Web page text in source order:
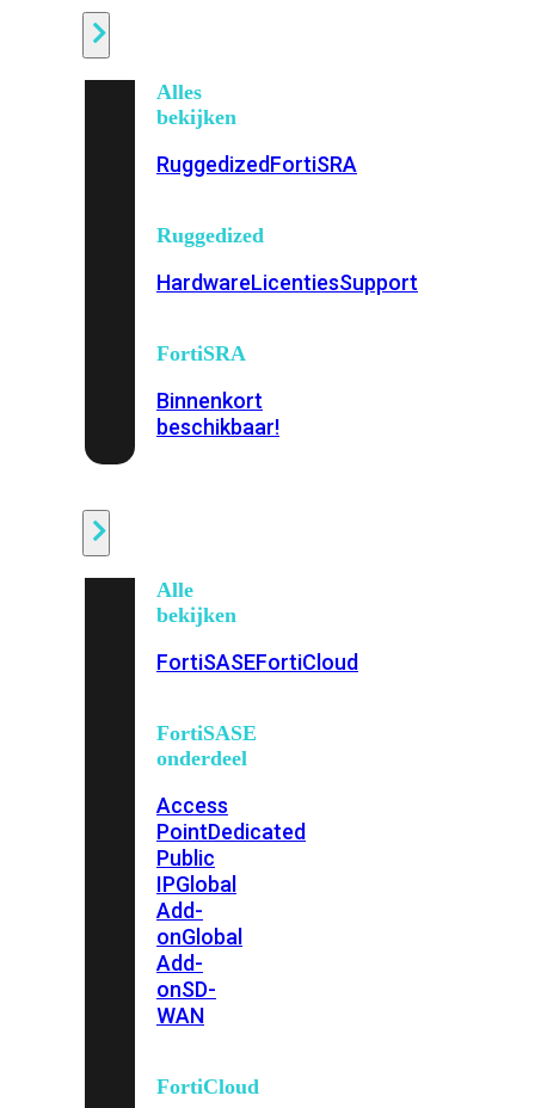
Alles
bekijken
RuggedizedFortiSRA
Ruggedized
HardwareLicentiesSupport
FortiSRA
Binnenkort
beschikbaar!
Alle
bekijken
FortiSASEFortiCloud
FortiSASE
onderdeel
Access
PointDedicated
Public
IPGlobal
Add-
onGlobal
Add-
onSD-
WAN
FortiCloud